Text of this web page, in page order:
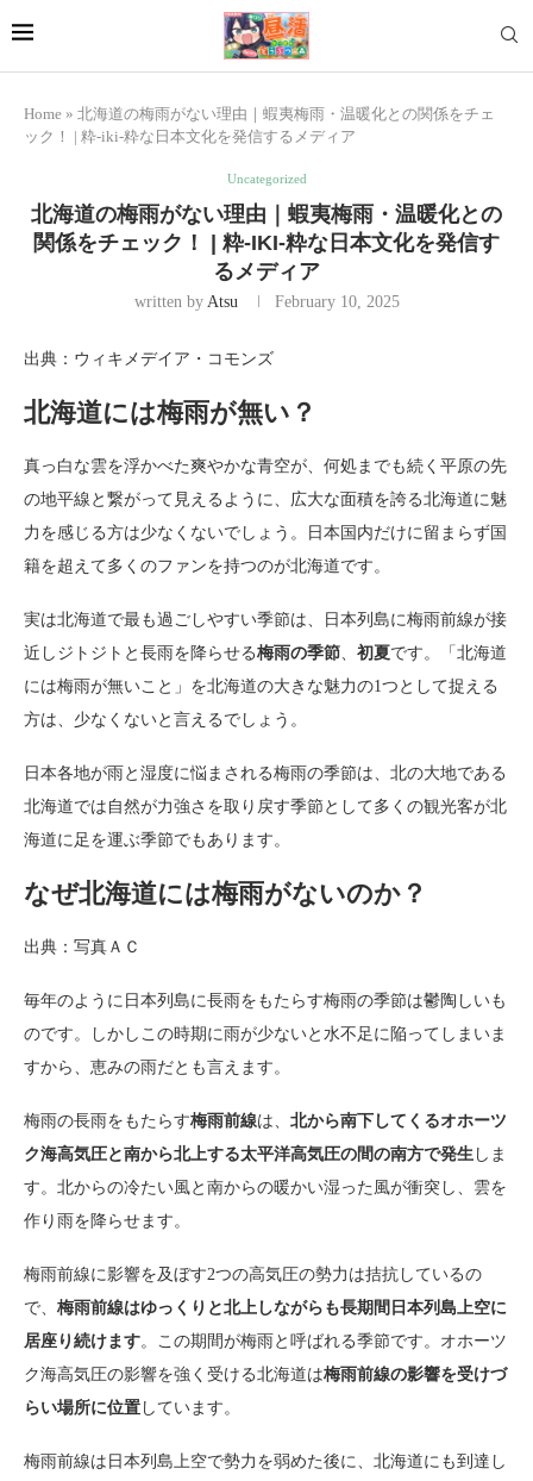
Home » 北海道の梅雨がない理由｜蝦夷梅雨・温暖化との関係をチェ
ック！ | 粋-iki-粋な日本文化を発信するメディア
Uncategorized
北海道の梅雨がない理由｜蝦夷梅雨・温暖化との
関係をチェック！ | 粋-IKI-粋な日本文化を発信す
るメディア
written by Atsu February 10, 2025
出典：ウィキメデイア・コモンズ
北海道には梅雨が無い？
真っ白な雲を浮かべた爽やかな青空が、何処までも続く平原の先
の地平線と繋がって見えるように、広大な面積を誇る北海道に魅
力を感じる方は少なくないでしょう。日本国内だけに留まらず国
籍を超えて多くのファンを持つのが北海道です。
実は北海道で最も過ごしやすい季節は、日本列島に梅雨前線が接
近しジトジトと長雨を降らせる梅雨の季節 初夏 です。「北海道
には梅雨が無いこと」を北海道の大きな魅力の1つとして捉える
方は、少なくないと言えるでしょう。
日本各地が雨と湿度に悩まされる梅雨の季節は、北の大地である
北海道では自然が力強さを取り戻す季節として多くの観光客が北
海道に足を運ぶ季節でもあります。
なぜ北海道には梅雨がないのか？
出典：写真ＡＣ
毎年のように日本列島に長雨をもたらす梅雨の季節は鬱陶しいも
のです。しかしこの時期に雨が少ないと水不足に陥ってしまいま
すから、恵みの雨だとも言えます。
梅雨の長雨をもたらす梅雨前線は、 北から南下してくるオホーツ
ク海高気圧と南から北上する太平洋高気圧の間の南方で発生 しま
す。北からの冷たい風と南からの暖かい湿った風が衝突し、雲を
作り雨を降らせます。
梅雨前線に影響を及ぼす2つの高気圧の勢力は拮抗しているの
で、 梅雨前線はゆっくりと北上しながらも長期間日本列島上空に
居座り続けます。この期間が梅雨と呼ばれる季節です。オホーツ
ク海高気圧の影響を強く受ける北海道は梅雨前線の影響を受けづ
らい場所に位置 しています。
梅雨前線は日本列島上空で勢力を弱めた後に、北海道にも到達し